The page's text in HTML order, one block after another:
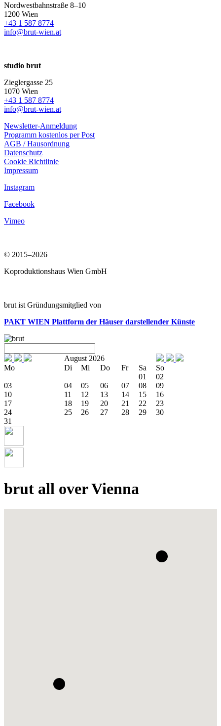
Nordwestbahnstraße 8–10
1200 Wien
+43 1 587 8774
info@brut-wien.at
studio brut
Zieglergasse 25
1070 Wien
+43 1 587 8774
info@brut-wien.at
Newsletter-Anmeldung
Programm kostenlos per Post
AGB / Hausordnung
Datenschutz
Cookie Richtlinie
Impressum
Instagram
Facebook
Vimeo
© 2015–2026
Koproduktionshaus Wien GmbH
brut ist Gründungsmitglied von
PAKT WIEN Plattform der Häuser darstellender Künste
August 2026
Mo
Di Mi Do Fr Sa
So
01
02
03
04 05 06 07 08
09
10
11 12 13 14 15
16
17
18 19 20 21 22
23
24
25 26 27 28 29
30
31
brut all over Vienna